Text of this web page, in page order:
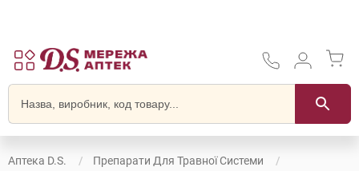
Аптека D.S.
Препарати Для Травної Системи